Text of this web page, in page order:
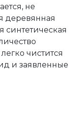
не
деревянная
синтетическая
чистится
и заявленные